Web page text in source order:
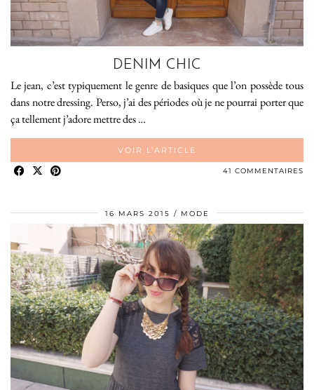
DENIM CHIC
Le jean, c’est typiquement le genre de basiques que l’on possède tous
dans notre dressing. Perso, j’ai des périodes où je ne pourrai porter que
ça tellement j’adore mettre des …
VOIR L’ARTICLE
41 COMMENTAIRES
16 MARS 2015 MODE